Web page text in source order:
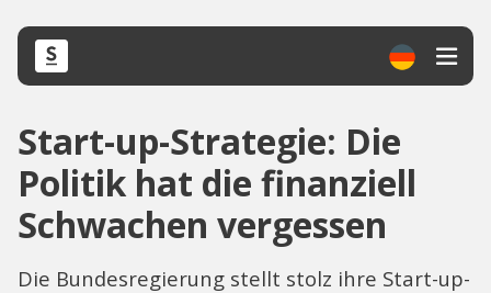
Start-up-Strategie: Die
Politik hat die finanziell
Schwachen vergessen
Die Bundesregierung stellt stolz ihre Start-up-